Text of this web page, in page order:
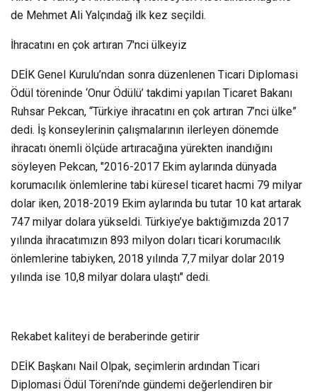
de Mehmet Ali Yalçındağ ilk kez seçildi.
İhracatını en çok artıran 7'nci ülkeyiz
DEİK Genel Kurulu’ndan sonra düzenlenen Ticari Diplomasi
Ödül töreninde ‘Onur Ödülü’ takdimi yapılan Ticaret Bakanı
Ruhsar Pekcan, “Türkiye ihracatını en çok artıran 7’nci ülke”
dedi. İş konseylerinin çalışmalarının ilerleyen dönemde
ihracatı önemli ölçüde artıracağına yürekten inandığını
söyleyen Pekcan, "2016-2017 Ekim aylarında dünyada
korumacılık önlemlerine tabi küresel ticaret hacmi 79 milyar
dolar iken, 2018-2019 Ekim aylarında bu tutar 10 kat artarak
747 milyar dolara yükseldi. Türkiye’ye baktığımızda 2017
yılında ihracatımızın 893 milyon doları ticari korumacılık
önlemlerine tabiyken, 2018 yılında 7,7 milyar dolar 2019
yılında ise 10,8 milyar dolara ulaştı" dedi.
Rekabet kaliteyi de beraberinde getirir
DEİK Başkanı Nail Olpak, seçimlerin ardından Ticari
Diplomasi Ödül Töreni’nde gündemi değerlendiren bir